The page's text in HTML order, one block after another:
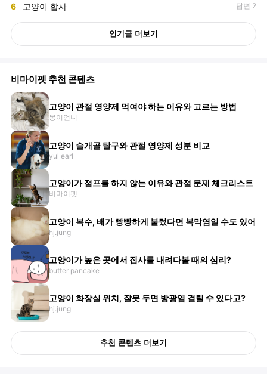
6 고양이 합사 답변 2
인기글 더보기
비마이펫 추천 콘텐츠
고양이 관절 영양제 먹여야 하는 이유와 고르는 방법
몽이언니
고양이 슬개골 탈구와 관절 영양제 성분 비교
yul earl
고양이가 점프를 하지 않는 이유와 관절 문제 체크리스트
비마이펫
고양이 복수, 배가 빵빵하게 불렀다면 복막염일 수도 있어
hj.jung
고양이가 높은 곳에서 집사를 내려다볼 때의 심리?
butter pancake
고양이 화장실 위치, 잘못 두면 방광염 걸릴 수 있다고?
hj.jung
추천 콘텐츠 더보기